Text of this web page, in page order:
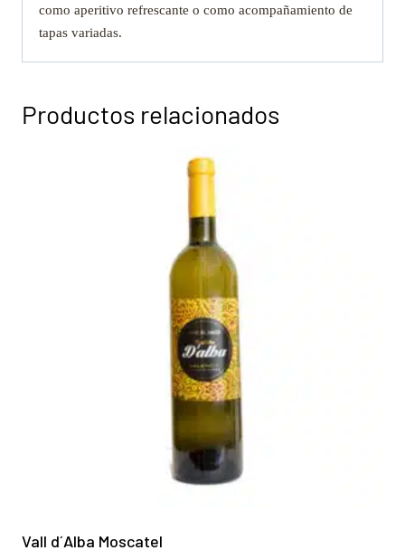
como aperitivo refrescante o como acompañamiento de
tapas variadas.
Productos relacionados
Vall d´Alba Moscatel